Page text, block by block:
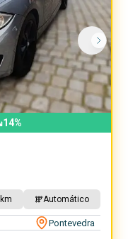
14%
km Automático
Pontevedra